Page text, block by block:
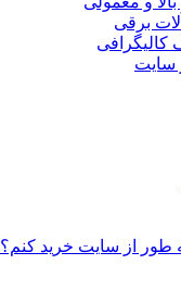
برقی
سایت
طور از سایت خرید کنم؟